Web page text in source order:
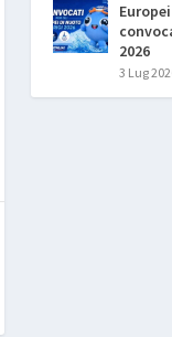
2026
3 Lug